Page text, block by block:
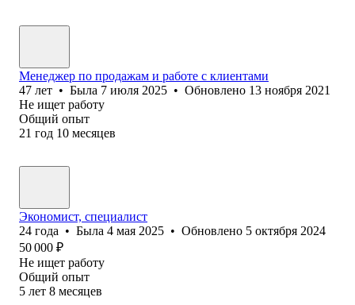
Менеджер по продажам и работе с клиентами
47 лет • Была 7 июля 2025 • Обновлено 13 ноября 2021
Не ищет работу
Общий опыт
21 год 10 месяцев
Экономист, специалист
24 года • Была 4 мая 2025 • Обновлено 5 октября 2024
50 000 ₽
Не ищет работу
Общий опыт
5 лет 8 месяцев